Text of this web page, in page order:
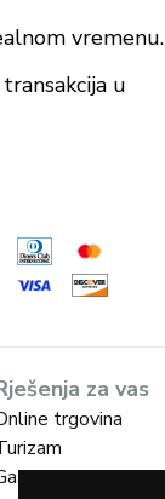
vremenu.
u
za vas
trgovina